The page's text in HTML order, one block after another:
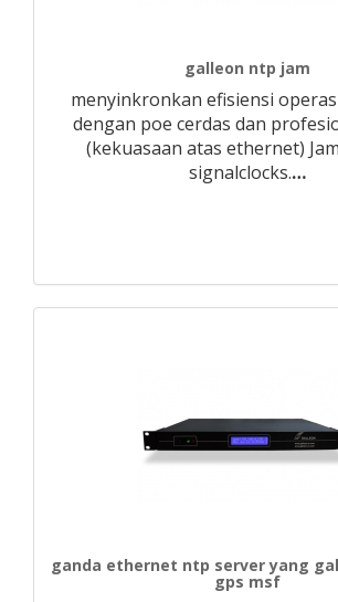
galleon ntp jam
menyinkronkan efisiensi
dengan poe cerdas dan
(kekuasaan atas ethernet)
signalclocks.…
ganda ethernet ntp server yang
gps msf